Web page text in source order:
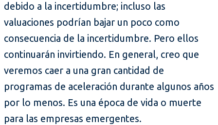
debido a la incertidumbre; incluso las
valuaciones podrían bajar un poco como
consecuencia de la incertidumbre. Pero ellos
continuarán invirtiendo. En general, creo que
veremos caer a una gran cantidad de
programas de aceleración durante algunos años
por lo menos. Es una época de vida o muerte
para las empresas emergentes.